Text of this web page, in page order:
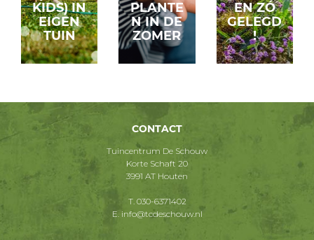
KIDS) IN
EIGEN
TUIN
PLANTE
N IN DE
ZOMER
EN ZÓ
GELEGD
!
CONTACT
Tuincentrum De Schouw
Korte Schaft 20
3991 AT Houten
T. 030-6371402
E. info@tcdeschouw.nl